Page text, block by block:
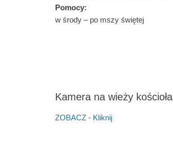
Pomocy:
w środy – po mszy świętej
Kamera na wieży kościoła
ZOBACZ - Kliknij